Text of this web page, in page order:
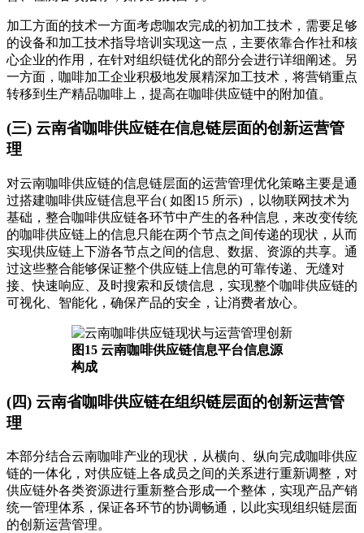
加工方面的技术一方面考虑咖农完成的初加工技术，需要足够
的设备和加工技术指导培训实现这一点，主要依靠合作社和核
心企业的作用，在针对组织链优化的部分会进行详细阐述。另
一方面，咖啡加工企业积极地发展精深加工技术，将营销重点
转移到生产精品咖啡上，提高在咖啡供应链中的附加值。
(三) 云南省咖啡供应链在信息链层面的创新运营管
理
对云南咖啡供应链的信息链层面的运营管理优化策略主要是通
过搭建咖啡供应链信息平台( 如图15 所示) ，以物联网技术为
基础，整合咖啡供应链各环节中产生的各种信息，来改变传统
的咖啡供应链上的信息只能在两个节点之间传递的现状，从而
实现供应链上下游各节点之间的信息、数据、资源的共享。通
过这些整合能够保证整个供应链上信息的可靠传递、无缝对
接、快速响应、及时搜索和反馈信息，实现整个咖啡供应链的
可视化、智能化，确保产品的安全，让消费者放心。
图15 云南咖啡供应链信息平台信息源
构成
(四) 云南省咖啡供应链在组织链层面的创新运营管
理
本部分结合云南咖啡产业的现状，从横向、纵向完成咖啡供应
链的一体化，对供应链上各成员之间的关系进行重新调整，对
供应链外各类资源进行重新整合形成一个整体，实现产品产销
统一管理体系，保证各环节的协调畅通，以此实现组织链层面
的创新运营管理。